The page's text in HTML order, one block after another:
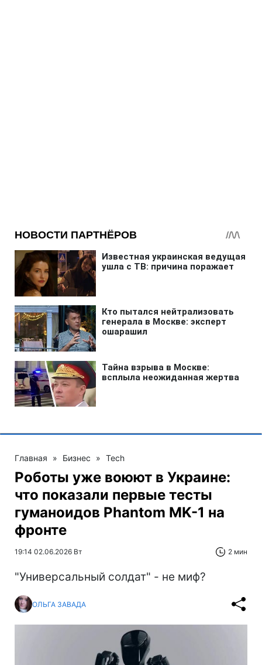
Главная » Бизнес » Tech
Роботы уже воюют в Украине:
что показали первые тесты
гуманоидов Phantom MK-1 на
фронте
19:14 02.06.2026 Вт 2 мин
"Универсальный солдат" - не миф?
ОЛЬГА ЗАВАДА